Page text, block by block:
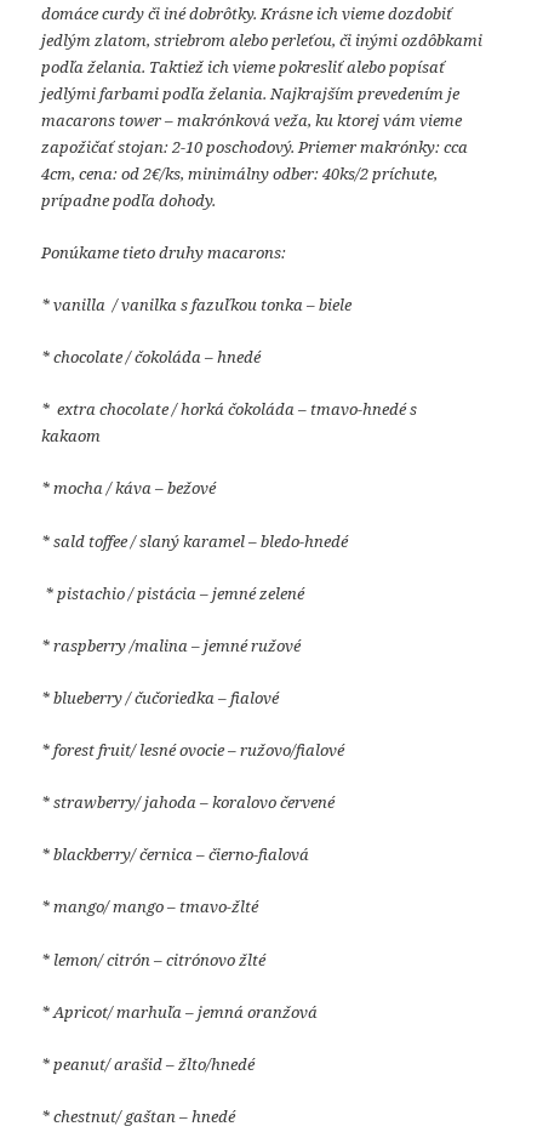
domáce curdy či iné dobrôtky. Krásne ich vieme dozdobiť
jedlým zlatom, striebrom alebo perleťou, či inými ozdôbkami
podľa želania. Taktiež ich vieme pokresliť alebo popísať
jedlými farbami podľa želania. Najkrajším prevedením je
macarons tower – makrónková veža, ku ktorej vám vieme
zapožičať stojan: 2-10 poschodový. Priemer makrónky: cca
4cm, cena: od 2€/ks, minimálny odber: 40ks/2 príchute,
prípadne podľa dohody.
Ponúkame tieto druhy macarons:
* vanilla / vanilka s fazuľkou tonka – biele
* chocolate / čokoláda – hnedé
* extra chocolate / horká čokoláda – tmavo-hnedé s
kakaom
* mocha / káva – bežové
*sald toffee / slaný karamel – bledo-hnedé
* pistachio / pistácia – jemné zelené
* raspberry /malina – jemné ružové
*blueberry / čučoriedka – fialové
* forest fruit/ lesné ovocie – ružovo/fialové
* strawberry/ jahoda – koralovo červené
* blackberry/ černica – čierno-fialová
* mango/ mango – tmavo-žlté
* lemon/ citrón – citrónovo žlté
* Apricot/ marhuľa– jemná oranžová
*peanut/ arašid – žlto/hnedé
* chestnut/ gaštan – hnedé